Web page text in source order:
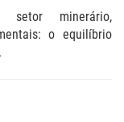
setor minerário,
o equilíbrio